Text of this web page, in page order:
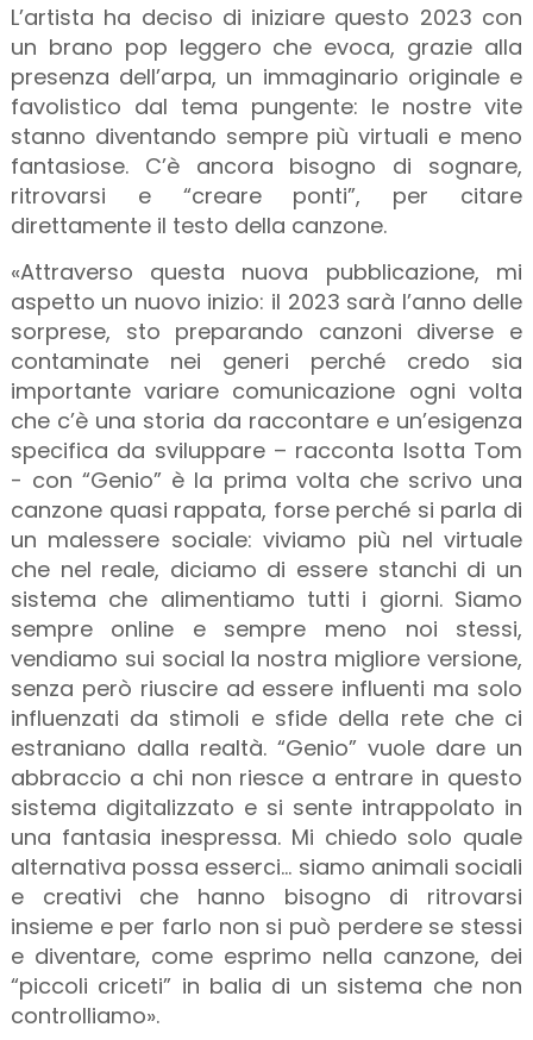
L’artista ha deciso di iniziare questo 2023 con
un brano pop leggero che evoca, grazie alla
presenza dell’arpa, un immaginario originale e
favolistico dal tema pungente: le nostre vite
stanno diventando sempre più virtuali e meno
fantasiose. C’è ancora bisogno di sognare,
ritrovarsi e “creare ponti”, per citare
direttamente il testo della canzone.
«Attraverso questa nuova pubblicazione, mi
aspetto un nuovo inizio: il 2023 sarà l’anno delle
sorprese, sto preparando canzoni diverse e
contaminate nei generi perché credo sia
importante variare comunicazione ogni volta
che c’è una storia da raccontare e un’esigenza
specifica da sviluppare – racconta Isotta Tom
- con “Genio” è la prima volta che scrivo una
canzone quasi rappata, forse perché si parla di
un malessere sociale: viviamo più nel virtuale
che nel reale, diciamo di essere stanchi di un
sistema che alimentiamo tutti i giorni. Siamo
sempre online e sempre meno noi stessi,
vendiamo sui social la nostra migliore versione,
senza però riuscire ad essere influenti ma solo
influenzati da stimoli e sfide della rete che ci
estraniano dalla realtà. “Genio” vuole dare un
abbraccio a chi non riesce a entrare in questo
sistema digitalizzato e si sente intrappolato in
una fantasia inespressa. Mi chiedo solo quale
alternativa possa esserci… siamo animali sociali
e creativi che hanno bisogno di ritrovarsi
insieme e per farlo non si può perdere se stessi
e diventare, come esprimo nella canzone, dei
“piccoli criceti” in balia di un sistema che non
controlliamo».